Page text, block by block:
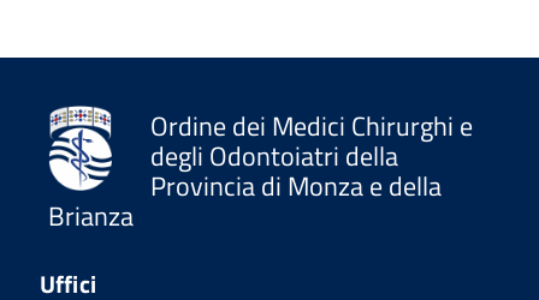
Ordine dei Medici Chirurghi e
degli Odontoiatri della
Provincia di Monza e della
Brianza
Uffici